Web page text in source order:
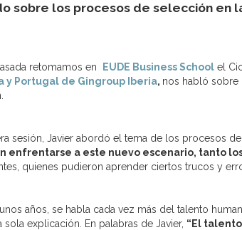
sobre los procesos de selección en
retomamos en EUDE Business School el
y Portugal de Gingroup Iberia, nos habló sobre
sesión, Javier abordó el tema de los procesos
enfrentarse a este nuevo escenario, tanto
quienes pudieron aprender ciertos trucos y
años, se habla cada vez más del talento
sola explicación. En palabras de Javier, “El